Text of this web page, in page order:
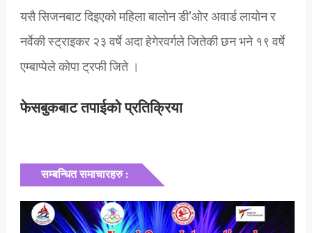
यसै सिजनबाट दिइएको महिला बालोन डी’ओर अवार्ड लायोन र
नर्वेकी स्ट्राइकर २३ वर्षे अदा हेगेरवर्गले जितेकी छन भने १९ वर्षे
एम्बाप्पेले कोपा ट्रफी जिते ।
फेसबुकबाट तपाईको प्रतिक्रिया
सम्बन्धित समाचारहरु :